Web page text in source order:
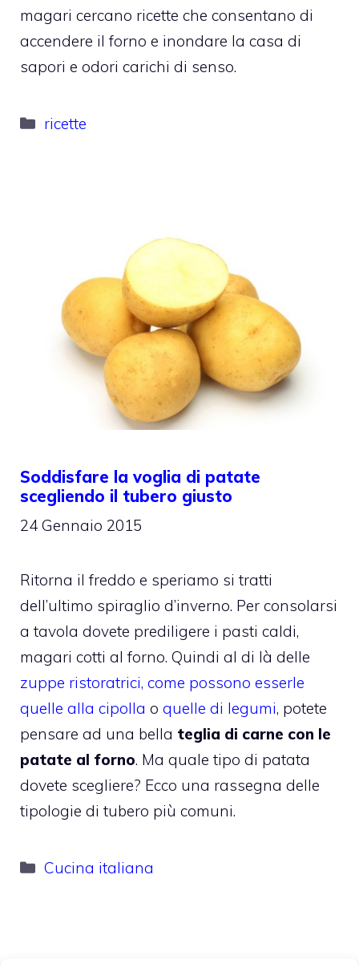
magari cercano ricette che consentano di
accendere il forno e inondare la casa di
sapori e odori carichi di senso.
Categorie
ricette
Soddisfare la voglia di patate
scegliendo il tubero giusto
24 Gennaio 2015
Ritorna il freddo e speriamo si tratti
dell’ultimo spiraglio d’inverno. Per consolarsi
a tavola dovete prediligere i pasti caldi,
magari cotti al forno. Quindi al di là delle
zuppe ristoratrici, come possono esserle
quelle alla cipolla o quelle di legumi, potete
pensare ad una bella teglia di carne con le
patate al forno. Ma quale tipo di patata
dovete scegliere? Ecco una rassegna delle
tipologie di tubero più comuni.
Categorie
Cucina italiana